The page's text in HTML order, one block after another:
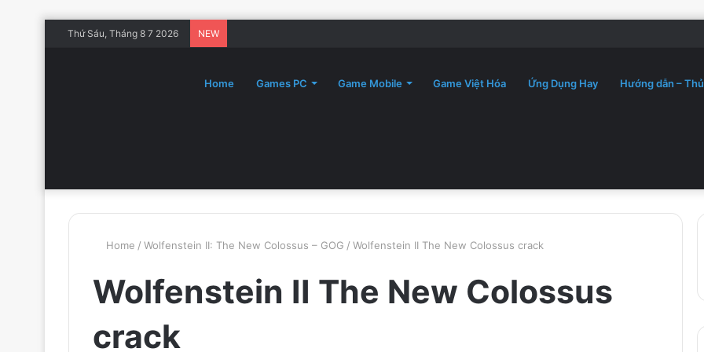
Thứ Sáu, Tháng 8 7 2026 NEW
Home Games PC Game Mobile Game Việt Hóa Ứng Dụng Hay Hướng dẫn –
Home / Wolfenstein II: The New Colossus – GOG / Wolfenstein II The New Colossus crack
Wolfenstein II The New Colossus
crack